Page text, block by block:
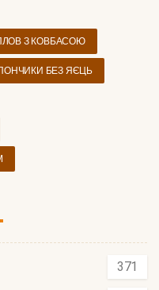
З КОВБАСОЮ
БЕЗ ЯЄЦЬ
371